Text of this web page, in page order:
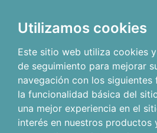
Utilizamos cookies
Este sitio web utiliza cookies
de seguimiento para mejorar
navegación con los siguientes
la funcionalidad básica del
una mejor experiencia en el
interés en nuestros productos